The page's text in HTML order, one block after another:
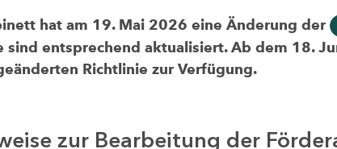
hat am 19. Mai 2026 eine Änderung der
sind entsprechend aktualisiert. Ab dem 18.
Richtlinie zur Verfügung.
zur Bearbeitung der